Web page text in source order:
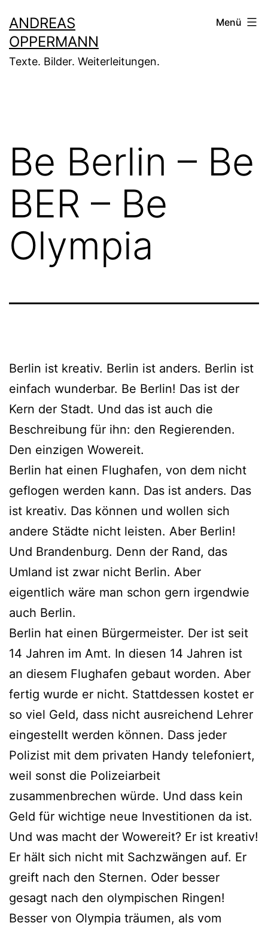
Inhalt
springen
ANDREAS
OPPERMANN
Texte. Bilder. Weiterleitungen.
Menü
Be Berlin – Be
BER – Be
Olympia
Berlin ist kreativ. Berlin ist anders. Berlin ist
einfach wunderbar. Be Berlin! Das ist der
Kern der Stadt. Und das ist auch die
Beschreibung für ihn: den Regierenden.
Den einzigen Wowereit.
Berlin hat einen Flughafen, von dem nicht
geflogen werden kann. Das ist anders. Das
ist kreativ. Das können und wollen sich
andere Städte nicht leisten. Aber Berlin!
Und Brandenburg. Denn der Rand, das
Umland ist zwar nicht Berlin. Aber
eigentlich wäre man schon gern irgendwie
auch Berlin.
Berlin hat einen Bürgermeister. Der ist seit
14 Jahren im Amt. In diesen 14 Jahren ist
an diesem Flughafen gebaut worden. Aber
fertig wurde er nicht. Stattdessen kostet er
so viel Geld, dass nicht ausreichend Lehrer
eingestellt werden können. Dass jeder
Polizist mit dem privaten Handy telefoniert,
weil sonst die Polizeiarbeit
zusammenbrechen würde. Und dass kein
Geld für wichtige neue Investitionen da ist.
Und was macht der Wowereit? Er ist kreativ!
Er hält sich nicht mit Sachzwängen auf. Er
greift nach den Sternen. Oder besser
gesagt nach den olympischen Ringen!
Besser von Olympia träumen, als vom